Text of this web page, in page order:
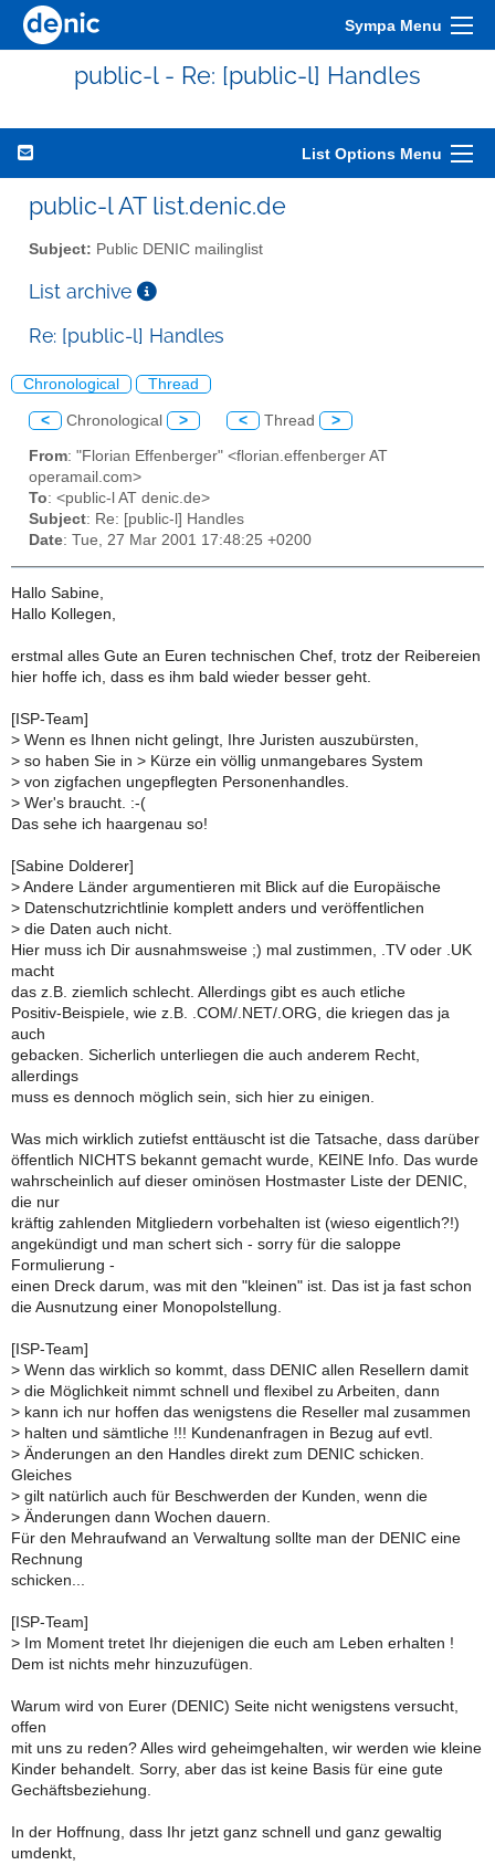
Sympa Menu
public-l - Re: [public-l] Handles
List Options Menu
public-l AT list.denic.de
Subject: Public DENIC mailinglist
List archive
Re: [public-l] Handles
Chronological Thread
< Chronological > < Thread >
From: "Florian Effenberger" <florian.effenberger AT
operamail.com>
To: <public-l AT denic.de>
Subject: Re: [public-l] Handles
Date: Tue, 27 Mar 2001 17:48:25 +0200
Hallo Sabine,
Hallo Kollegen,
erstmal alles Gute an Euren technischen Chef, trotz der Reibereien
hier hoffe ich, dass es ihm bald wieder besser geht.
[ISP-Team]
> Wenn es Ihnen nicht gelingt, Ihre Juristen auszubürsten,
> so haben Sie in > Kürze ein völlig unmangebares System
> von zigfachen ungepflegten Personenhandles.
> Wer's braucht. :-(
Das sehe ich haargenau so!
[Sabine Dolderer]
> Andere Länder argumentieren mit Blick auf die Europäische
> Datenschutzrichtlinie komplett anders und veröffentlichen
> die Daten auch nicht.
Hier muss ich Dir ausnahmsweise ;) mal zustimmen, .TV oder .UK
macht
das z.B. ziemlich schlecht. Allerdings gibt es auch etliche
Positiv-Beispiele, wie z.B. .COM/.NET/.ORG, die kriegen das ja
auch
gebacken. Sicherlich unterliegen die auch anderem Recht,
allerdings
muss es dennoch möglich sein, sich hier zu einigen.
Was mich wirklich zutiefst enttäuscht ist die Tatsache, dass darüber
öffentlich NICHTS bekannt gemacht wurde, KEINE Info. Das wurde
wahrscheinlich auf dieser ominösen Hostmaster Liste der DENIC,
die nur
kräftig zahlenden Mitgliedern vorbehalten ist (wieso eigentlich?!)
angekündigt und man schert sich - sorry für die saloppe
Formulierung -
einen Dreck darum, was mit den "kleinen" ist. Das ist ja fast schon
die Ausnutzung einer Monopolstellung.
[ISP-Team]
> Wenn das wirklich so kommt, dass DENIC allen Resellern damit
> die Möglichkeit nimmt schnell und flexibel zu Arbeiten, dann
> kann ich nur hoffen das wenigstens die Reseller mal zusammen
> halten und sämtliche !!! Kundenanfragen in Bezug auf evtl.
> Änderungen an den Handles direkt zum DENIC schicken.
Gleiches
> gilt natürlich auch für Beschwerden der Kunden, wenn die
> Änderungen dann Wochen dauern.
Für den Mehraufwand an Verwaltung sollte man der DENIC eine
Rechnung
schicken...
[ISP-Team]
> Im Moment tretet Ihr diejenigen die euch am Leben erhalten !
Dem ist nichts mehr hinzuzufügen.
Warum wird von Eurer (DENIC) Seite nicht wenigstens versucht,
offen
mit uns zu reden? Alles wird geheimgehalten, wir werden wie kleine
Kinder behandelt. Sorry, aber das ist keine Basis für eine gute
Gechäftsbeziehung.
In der Hoffnung, dass Ihr jetzt ganz schnell und ganz gewaltig
umdenkt,